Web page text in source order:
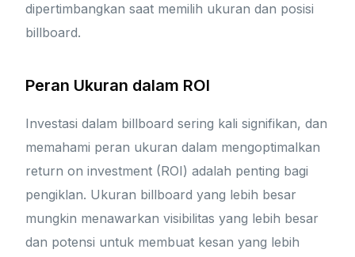
dipertimbangkan saat memilih ukuran dan posisi
billboard.
Peran Ukuran dalam ROI
Investasi dalam billboard sering kali signifikan, dan
memahami peran ukuran dalam mengoptimalkan
return on investment (ROI) adalah penting bagi
pengiklan. Ukuran billboard yang lebih besar
mungkin menawarkan visibilitas yang lebih besar
dan potensi untuk membuat kesan yang lebih